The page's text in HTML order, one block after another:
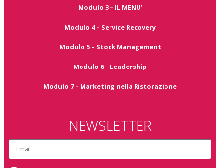
Modulo 3 – IL MENU’
Modulo 4 – Service Recovery
Modulo 5 – Stock Management
Modulo 6 – Leadership
Modulo 7 – Marketing nella Ristorazione
NEWSLETTER